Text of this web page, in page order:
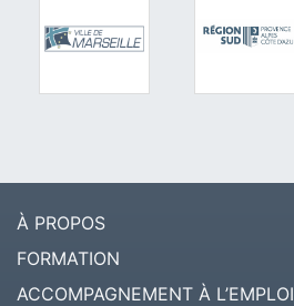
À PROPOS
FORMATION
ACCOMPAGNEMENT À L’EMPLOI